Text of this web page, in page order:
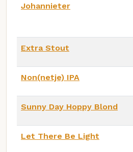
Johannieter
Extra Stout
Non(netje) IPA
Sunny Day Hoppy Blond
Let There Be Light